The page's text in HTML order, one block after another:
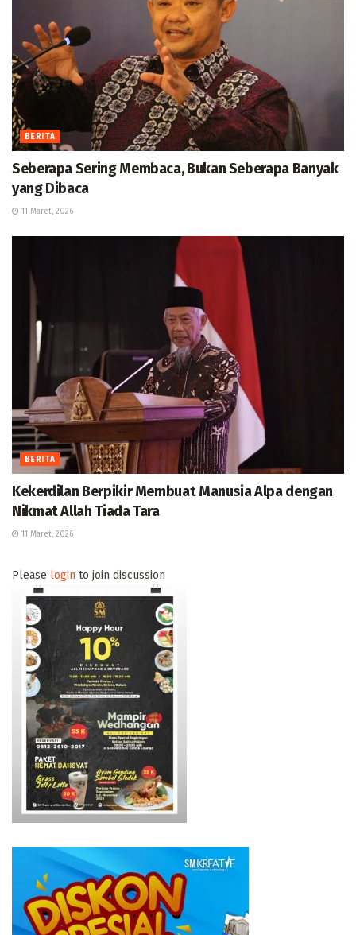
BERITA
Seberapa Sering Membaca, Bukan Seberapa Banyak
yang Dibaca
11 Maret, 2026
BERITA
Kekerdilan Berpikir Membuat Manusia Alpa dengan
Nikmat Allah Tiada Tara
11 Maret, 2026
Please login to join discussion